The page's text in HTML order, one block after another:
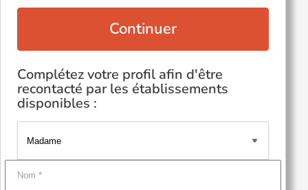
Continuer
Complétez votre profil afin d'être
recontacté par les établissements
disponibles :